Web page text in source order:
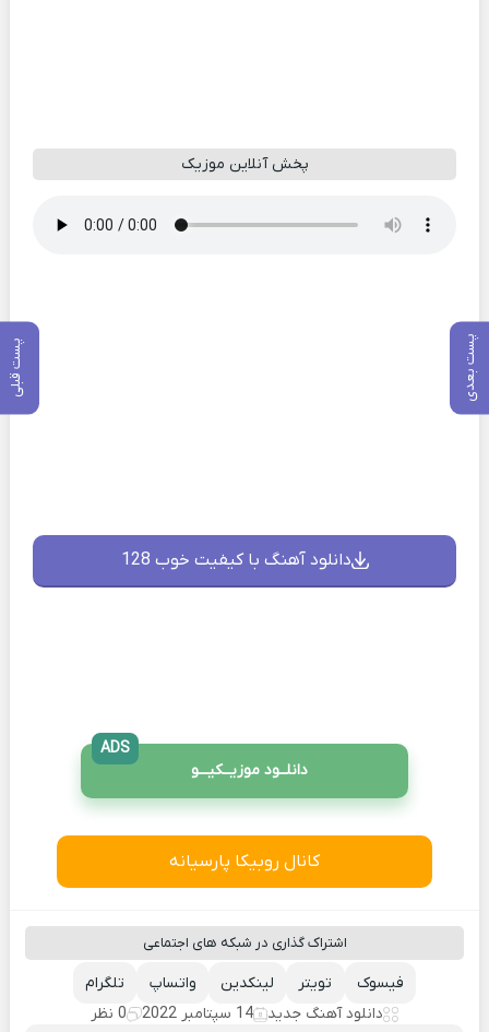
پست بعدی پست قبلی
پخش آنلاین موزیک
دانلود آهنگ با کیفیت خوب 128
دانلــود موزیــکیـــو
ADS
کانال روبیکا پارسیانه
اشتراک گذاری در شبکه های اجتماعی
تلگرام واتساپ لینکدین تویتر
فیسوک
دانلود آهنگ جدید
14 سپتامبر 2022
0 نظر